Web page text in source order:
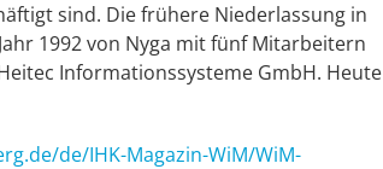
sind. Die frühere Niederlassung in
1992 von Nyga mit fünf Mitarbeitern
Informationssysteme GmbH. Heute
de/IHK-Magazin-WiM/WiM-